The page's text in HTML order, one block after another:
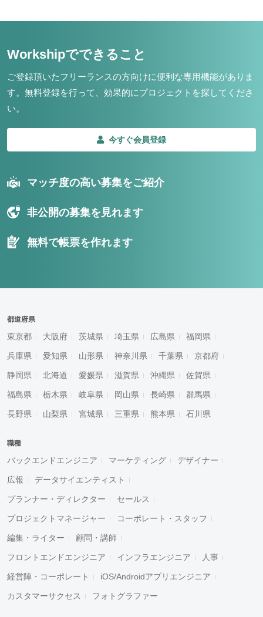
Workshipでできること
ご登録頂いたフリーランスの方向けに便利な専用機能がありま
す。 無料登録を行って、効果的にプロジェクトを探してくださ
い。
今すぐ会員登録
マッチ度の高い募集をご紹介
非公開の募集を見れます
無料で帳票を作れます
都道府県
東京都 大阪府 茨城県 埼玉県 広島県 福岡県
兵庫県 愛知県 山形県 神奈川県 千葉県 京都府
静岡県 北海道 愛媛県 滋賀県 沖縄県 佐賀県
福島県 栃木県 岐阜県 岡山県 長崎県 群馬県
長野県 山梨県 宮城県 三重県 熊本県 石川県
職種
バックエンドエンジニア マーケティング デザイナー
広報 データサイエンティスト
プランナー・ディレクター セールス
プロジェクトマネージャー コーポレート・スタッフ
編集・ライター 顧問・講師
フロントエンドエンジニア インフラエンジニア 人事
経営陣・コーポレート iOS/Androidアプリエンジニア
カスタマーサクセス フォトグラファー